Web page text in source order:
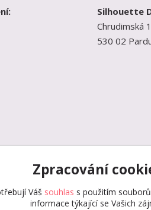
Silhouette
Chrudimská
530 02
Zpracování
Váš souhlas s použitím
informace týkající se Vašich